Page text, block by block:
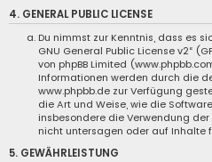
4. GENERAL PUBLIC LICENSE
Du nimmst zur Kenntnis, dass es
GNU General Public License v2“
von phpBB Limited
Informationen werden durch die
www.phpbb.de zur Verfügung
die Art und Weise, wie die
insbesondere die Verwendung
nicht untersagen oder auf Inhalte
5. GEWÄHRLEISTUNG